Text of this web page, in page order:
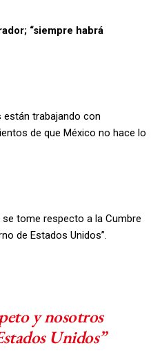
“siempre habrá
están trabajando con
de que México no hace lo
se tome respecto a la Cumbre
de Estados Unidos”.
y nosotros
Unidos”